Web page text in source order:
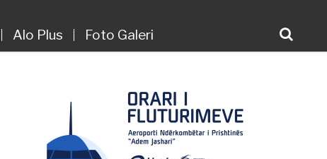
Alo Plus Foto Galeri